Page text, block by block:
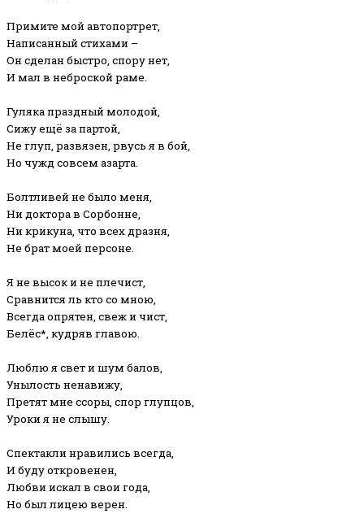
Примите мой автопортрет,
Написанный стихами –
Он сделан быстро, спору нет,
И мал в неброской раме.
Гуляка праздный молодой,
Сижу ещё за партой,
Не глуп, развязен, рвусь я в бой,
Но чужд совсем азарта.
Болтливей не было меня,
Ни доктора в Сорбонне,
Ни крикуна, что всех дразня,
Не брат моей персоне.
Я не высок и не плечист,
Сравнится ль кто со мною,
Всегда опрятен, свеж и чист,
Белёс*, кудряв главою.
Люблю я свет и шум балов,
Унылость ненавижу,
Претят мне ссоры, спор глупцов,
Уроки я не слышу.
Спектакли нравились всегда,
И буду откровенен,
Любви искал в свои года,
Но был лицею верен.